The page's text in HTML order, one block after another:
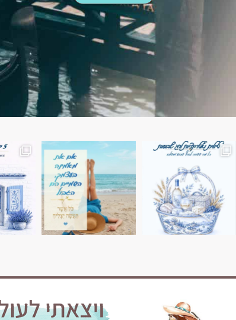
השמים הם הגבול 💙🩵